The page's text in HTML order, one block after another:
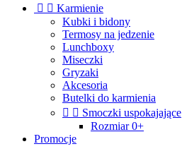
  Karmienie
Kubki i bidony
Termosy na jedzenie
Lunchboxy
Miseczki
Gryzaki
Akcesoria
Butelki do karmienia
  Smoczki uspokajające
Rozmiar 0+
Promocje